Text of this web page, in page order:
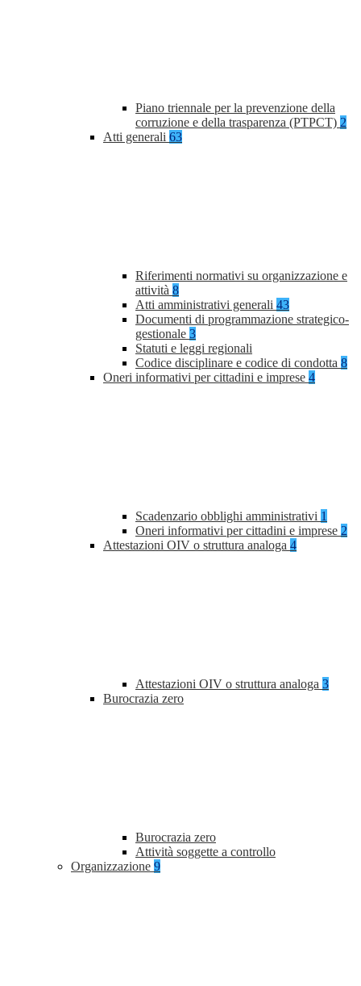
Piano triennale per la prevenzione della
corruzione e della trasparenza (PTPCT) 2
Atti generali 63
Riferimenti normativi su organizzazione e
attività 8
Atti amministrativi generali 43
Documenti di programmazione strategico-
gestionale 3
Statuti e leggi regionali
Codice disciplinare e codice di condotta 8
Oneri informativi per cittadini e imprese 4
Scadenzario obblighi amministrativi 1
Oneri informativi per cittadini e imprese 2
Attestazioni OIV o struttura analoga 4
Attestazioni OIV o struttura analoga 3
Burocrazia zero
Burocrazia zero
Attività soggette a controllo
Organizzazione 9